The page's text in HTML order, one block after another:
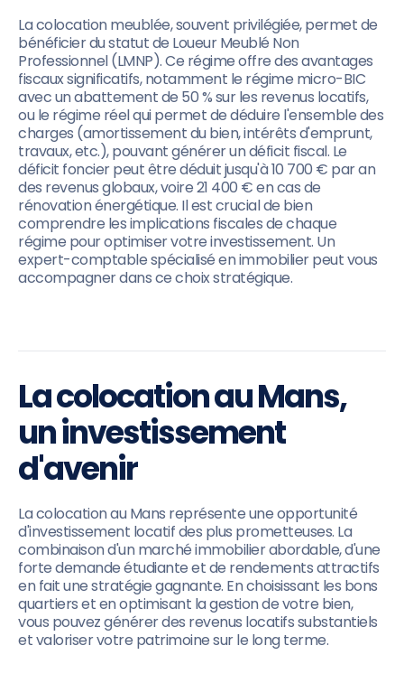
La colocation meublée, souvent privilégiée, permet de
bénéficier du statut de Loueur Meublé Non
Professionnel (LMNP). Ce régime offre des avantages
fiscaux significatifs, notamment le régime micro-BIC
avec un abattement de 50 % sur les revenus locatifs,
ou le régime réel qui permet de déduire l'ensemble des
charges (amortissement du bien, intérêts d'emprunt,
travaux, etc.), pouvant générer un déficit fiscal. Le
déficit foncier peut être déduit jusqu'à 10 700 € par an
des revenus globaux, voire 21 400 € en cas de
rénovation énergétique. Il est crucial de bien
comprendre les implications fiscales de chaque
régime pour optimiser votre investissement. Un
expert-comptable spécialisé en immobilier peut vous
accompagner dans ce choix stratégique.
La colocation au Mans,
un investissement
d'avenir
La colocation au Mans représente une opportunité
d'investissement locatif des plus prometteuses. La
combinaison d'un marché immobilier abordable, d'une
forte demande étudiante et de rendements attractifs
en fait une stratégie gagnante. En choisissant les bons
quartiers et en optimisant la gestion de votre bien,
vous pouvez générer des revenus locatifs substantiels
et valoriser votre patrimoine sur le long terme.